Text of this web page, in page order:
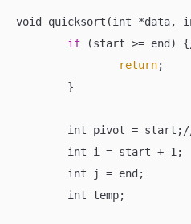
void quicksort(int *data,
if (start >= end) {//
return;